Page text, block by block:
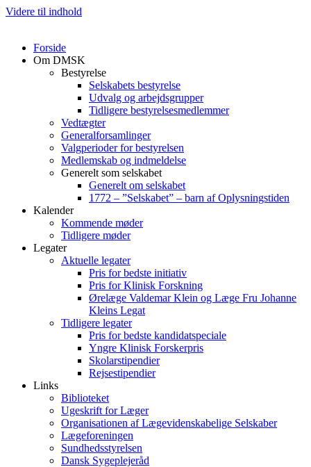
Videre til indhold
Forside
Om DMSK
Bestyrelse
Selskabets bestyrelse
Udvalg og arbejdsgrupper
Tidligere bestyrelsesmedlemmer
Vedtægter
Generalforsamlinger
Valgperioder for bestyrelsen
Medlemskab og indmeldelse
Generelt som selskabet
Generelt om selskabet
1772 – ”Selskabet” – barn af Oplysningstiden
Kalender
Kommende møder
Tidligere møder
Legater
Aktuelle legater
Pris for bedste initiativ
Pris for Klinisk Forskning
Ørelæge Valdemar Klein og Læge Fru Johanne
Kleins Legat
Tidligere legater
Pris for bedste kandidatspeciale
Yngre Klinisk Forskerpris
Skolarstipendier
Rejsestipendier
Links
Biblioteket
Ugeskrift for Læger
Organisationen af Lægevidenskabelige Selskaber
Lægeforeningen
Sundhedsstyrelsen
Dansk Sygeplejeråd